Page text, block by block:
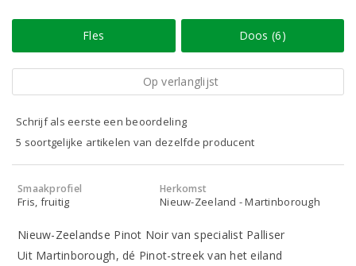
Fles Doos (6)
Op verlanglijst
Schrijf als eerste een beoordeling
5 soortgelijke artikelen van dezelfde producent
Smaakprofiel
Fris, fruitig
Herkomst
Nieuw-Zeeland - Martinborough
Nieuw-Zeelandse Pinot Noir van specialist Palliser
Uit Martinborough, dé Pinot-streek van het eiland